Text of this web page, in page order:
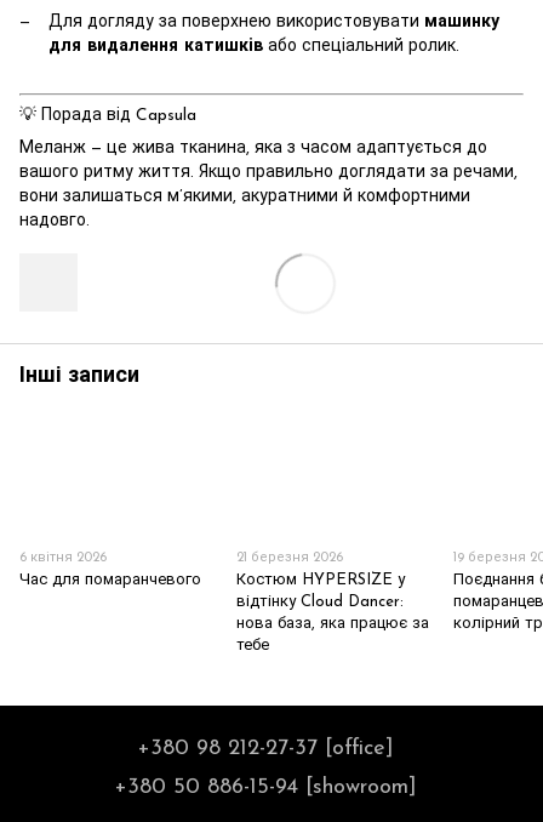
Для догляду за поверхнею використовувати машинку
для видалення катишків або спеціальний ролик.
💡 Порада від Capsula
Меланж — це жива тканина, яка з часом адаптується до
вашого ритму життя. Якщо правильно доглядати за речами,
вони залишаться м’якими, акуратними й комфортними
надовго.
Інші записи
6 квітня 2026
Час для помаранчевого
21 березня 2026
Костюм HYPERSIZE у
відтінку Cloud Dancer:
нова база, яка працює за
тебе
19 березня
Поєднання
колірний
+380 98 212-27-37 [office]
+380 50 886-15-94 [showroom]